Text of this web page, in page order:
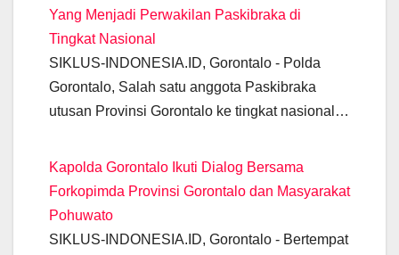
Yang Menjadi Perwakilan Paskibraka di
Tingkat Nasional
SIKLUS-INDONESIA.ID, Gorontalo - Polda
Gorontalo, Salah satu anggota Paskibraka
utusan Provinsi Gorontalo ke tingkat nasional…
Kapolda Gorontalo Ikuti Dialog Bersama
Forkopimda Provinsi Gorontalo dan Masyarakat
Pohuwato
SIKLUS-INDONESIA.ID, Gorontalo - Bertempat